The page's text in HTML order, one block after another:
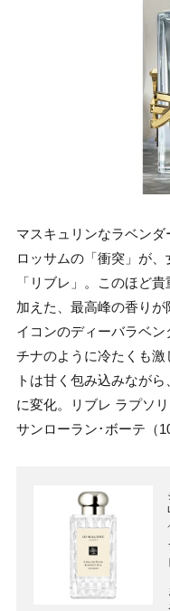
マスキュリンなラベン
ロッサムの「衝突」が
「リブレ」。このほど
加えた、最高峰の香り
イコンのディーバラベ
チナのように冷たくも
トは甘く包み込みなが
に変化。リブレ ラプソ
サンローラン･ボーテ（